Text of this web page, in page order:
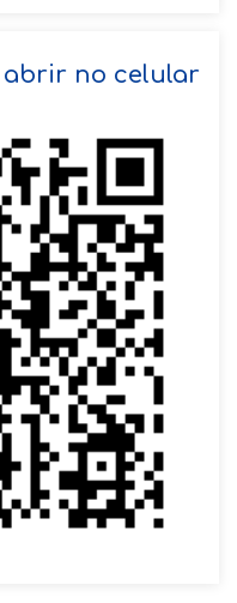
abrir no celular